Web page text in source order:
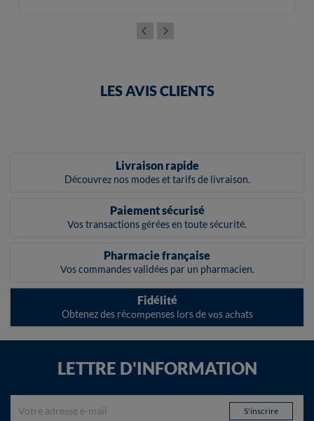
LES AVIS CLIENTS
Livraison rapide
Découvrez nos modes et tarifs de livraison.
Paiement sécurisé
Vos transactions gérées en toute sécurité.
Pharmacie française
Vos commandes validées par un pharmacien.
Fidélité
Obtenez des récompenses lors de vos achats
LETTRE D'INFORMATION